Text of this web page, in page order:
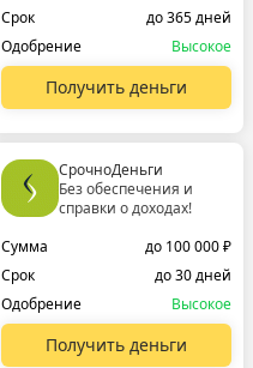
Срок
до 365 дней
Одобрение
Высокое
Получить деньги
СрочноДеньги
Без обеспечения и
справки о доходах!
Сумма
до 100 000 ₽
Срок
до 30 дней
Одобрение
Высокое
Получить деньги